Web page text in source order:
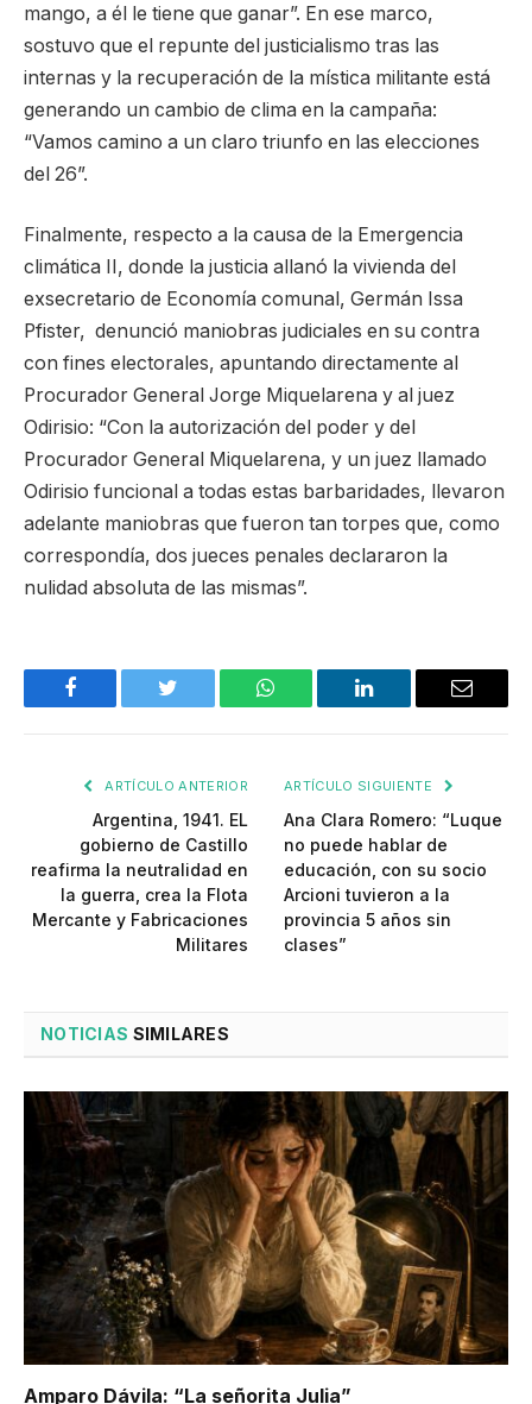
mango, a él le tiene que ganar”. En ese marco,
sostuvo que el repunte del justicialismo tras las
internas y la recuperación de la mística militante está
generando un cambio de clima en la campaña:
“Vamos camino a un claro triunfo en las elecciones
del 26”.
Finalmente, respecto a la causa de la Emergencia
climática II, donde la justicia allanó la vivienda del
exsecretario de Economía comunal, Germán Issa
Pfister, denunció maniobras judiciales en su contra
con fines electorales, apuntando directamente al
Procurador General Jorge Miquelarena y al juez
Odirisio: “Con la autorización del poder y del
Procurador General Miquelarena, y un juez llamado
Odirisio funcional a todas estas barbaridades, llevaron
adelante maniobras que fueron tan torpes que, como
correspondía, dos jueces penales declararon la
nulidad absoluta de las mismas”.
Facebook Twitter WhatsApp LinkedIn Email
ARTÍCULO ANTERIOR
Argentina, 1941. EL
gobierno de Castillo
reafirma la neutralidad en
la guerra, crea la Flota
Mercante y Fabricaciones
Militares
ARTÍCULO SIGUIENTE
Ana Clara Romero: “Luque
no puede hablar de
educación, con su socio
Arcioni tuvieron a la
provincia 5 años sin
clases”
NOTICIAS SIMILARES
Amparo Dávila: “La señorita Julia”